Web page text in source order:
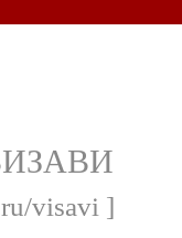
visavi ]